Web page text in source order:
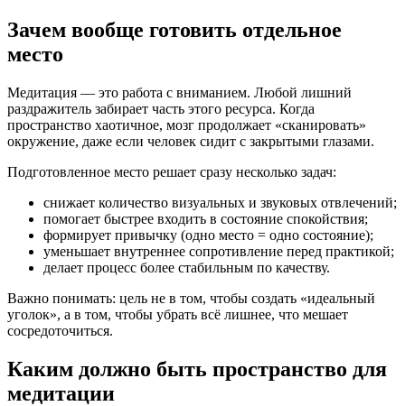
Зачем вообще готовить отдельное
место
Медитация — это работа с вниманием. Любой лишний
раздражитель забирает часть этого ресурса. Когда
пространство хаотичное, мозг продолжает «сканировать»
окружение, даже если человек сидит с закрытыми глазами.
Подготовленное место решает сразу несколько задач:
снижает количество визуальных и звуковых отвлечений;
помогает быстрее входить в состояние спокойствия;
формирует привычку (одно место = одно состояние);
уменьшает внутреннее сопротивление перед практикой;
делает процесс более стабильным по качеству.
Важно понимать: цель не в том, чтобы создать «идеальный
уголок», а в том, чтобы убрать всё лишнее, что мешает
сосредоточиться.
Каким должно быть пространство для
медитации